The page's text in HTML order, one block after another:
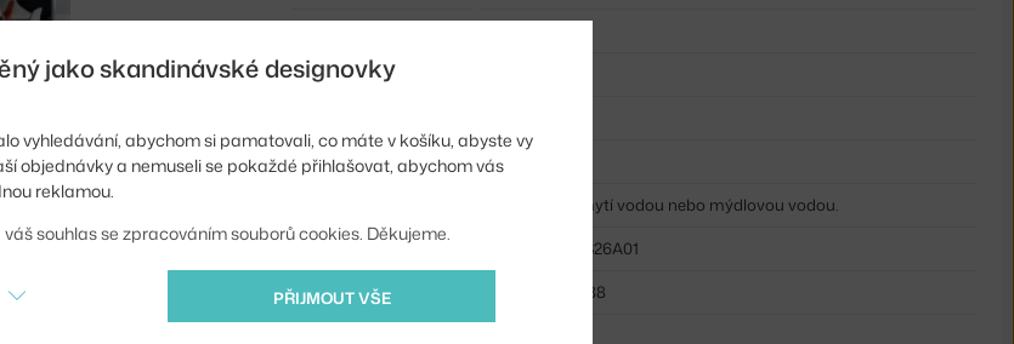
Šířka:
Materiál:
porcelán
Pouze ruční mytí vodou nebo mýdlovou vodou.
MUU-KNKVAS26A01
EAN
5713294320888
jako skandinávské designovky
vyhledávání, abychom si pamatovali, co máte v košíku, abyste vy
objednávky a nemuseli se pokaždé přihlašovat, abychom vás
reklamou.
souhlas se zpracováním souborů cookies. Děkujeme.
PŘIJMOUT VŠE